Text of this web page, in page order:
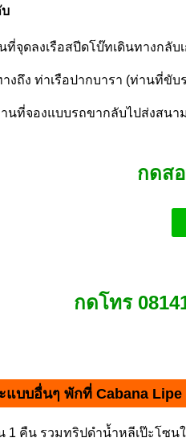
บ
ที่จุดลงเรือสปีดโบ๊ทเดินทางกลั
างถึง ท่าเรือปากบารา (ท่านที่ขั
นที่จองแบบรถขากลับไปส่งสน
กดส
กดโทร
แบบอื่นๆ พักที่ Cabana Lipe
1 คืน รวมทริปดำน้ำหลีเป๊ะโซน